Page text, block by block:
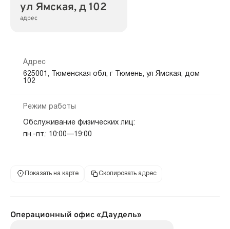
ул Ямская, д 102
адрес
Адрес
625001, Тюменская обл, г Тюмень, ул Ямская, дом
102
Режим работы
Обслуживание физических лиц:
пн.-пт.: 10:00—19:00
Показать на карте Скопировать адрес
Операционный офис «Даудель»